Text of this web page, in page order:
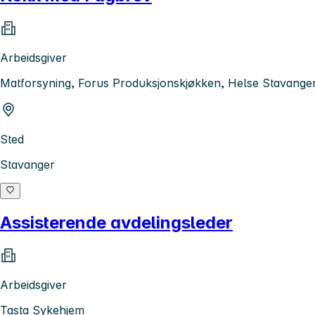
Arbeidsgiver
Matforsyning, Forus Produksjonskjøkken, Helse
Sted
Stavanger
Assisterende avdelingsleder
Arbeidsgiver
Tasta Sykehjem